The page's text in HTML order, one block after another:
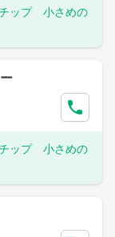
ップ 小さめの
ップ 小さめの